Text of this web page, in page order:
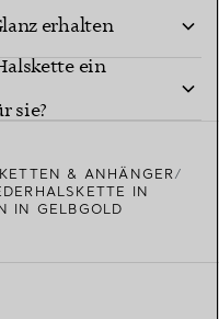
erhalten
ein
sie?
& ANHÄNGER
IN
IN GELBGOLD